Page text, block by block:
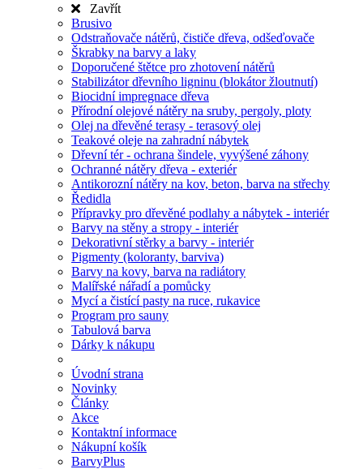
Zavřít
Brusivo
Odstraňovače nátěrů, čističe dřeva, odšeďovače
Škrabky na barvy a laky
Doporučené štětce pro zhotovení nátěrů
Stabilizátor dřevního ligninu (blokátor žloutnutí)
Biocidní impregnace dřeva
Přírodní olejové nátěry na sruby, pergoly, ploty
Olej na dřevěné terasy - terasový olej
Teakové oleje na zahradní nábytek
Dřevní tér - ochrana šindele, vyvýšené záhony
Ochranné nátěry dřeva - exteriér
Antikorozní nátěry na kov, beton, barva na střechy
Ředidla
Přípravky pro dřevěné podlahy a nábytek - interiér
Barvy na stěny a stropy - interiér
Dekorativní stěrky a barvy - interiér
Pigmenty (koloranty, barviva)
Barvy na kovy, barva na radiátory
Malířské nářadí a pomůcky
Mycí a čistící pasty na ruce, rukavice
Program pro sauny
Tabulová barva
Dárky k nákupu
Úvodní strana
Novinky
Články
Akce
Kontaktní informace
Nákupní košík
BarvyPlus